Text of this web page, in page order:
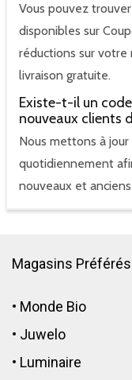
Vous pouvez
disponibles sur
réductions sur votre
livraison gratuite.
Existe-t-il un
nouveaux clients
Nous mettons à
quotidiennement
nouveaux et
Magasins Préférés
• Monde Bio
• Juwelo
• Luminaire